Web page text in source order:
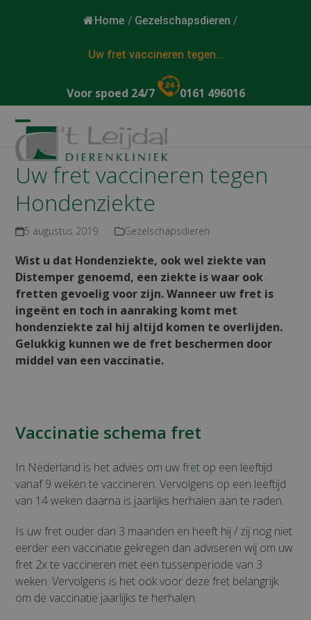
Home / Gezelschapsdieren /
Uw fret vaccineren tegen...
Voor spoed 24/7 0161 496016
Open
mobile
menu
Close
mobile
menu
Uw fret vaccineren tegen
Hondenziekte
5 augustus 2019 Gezelschapsdieren
Wist u dat Hondenziekte, ook wel ziekte van
Distemper genoemd, een ziekte is waar ook
fretten gevoelig voor zijn. Wanneer uw fret is
ingeënt en toch in aanraking komt met
hondenziekte zal hij altijd komen te overlijden.
Gelukkig kunnen we de fret beschermen door
middel van een vaccinatie.
Vaccinatie schema fret
In Nederland is het advies om uwfret op een leeftijd
vanaf 9 weken te vaccineren. Vervolgens op een leeftijd
van 14 weken daarna is jaarlijks herhalen aan te raden.
Is uw fret ouder dan 3 maanden en heeft hij / zij nog niet
eerder een vaccinatie gekregen dan adviseren wij om uw
fret 2x te vaccineren met een tussenperiode van 3
weken. Vervolgens is het ook voor deze fret belangrijk
om de vaccinatie jaarlijks te herhalen.